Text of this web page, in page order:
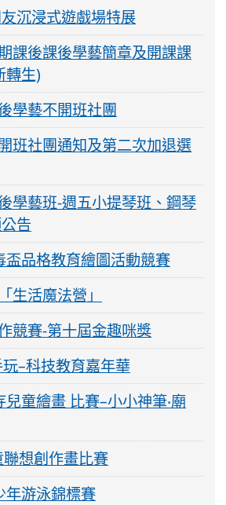
沉浸式遊戲場特展
課後課後學藝簡章及開課課
轉生)
學藝不開班社團
班社團通知及第二次加退選
學藝班-週五小提琴班、鋼琴
告
品格教育繪圖活動競賽
生活魔法營」
競賽-第十屆金趣咪獎
–科技教育嘉年華
童繪畫 比賽–小小神筆‧廟
想創作畫比賽
年游泳錦標賽